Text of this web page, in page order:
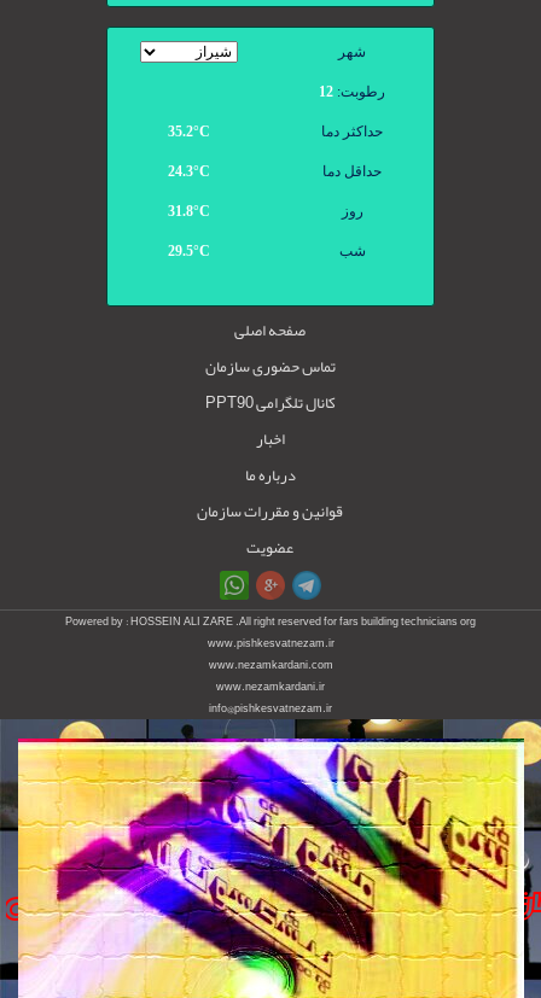
شهر
رطوبت: 12
حداکثر دما 35.2°С
حداقل دما 24.3°С
روز 31.8°С
شب 29.5°С
صفحه اصلی
تماس حضوری سازمان
کانال تلگرامی PPT90
اخبار
درباره ما
قوانین و مقررات سازمان
عضویت
Powered by : HOSSEIN ALI ZARE .All right reserved for fars building technicians org
www.pishkesvatnezam.ir
www.nezamkardani.com
www.nezamkardani.ir
info@pishkesvatnezam.ir